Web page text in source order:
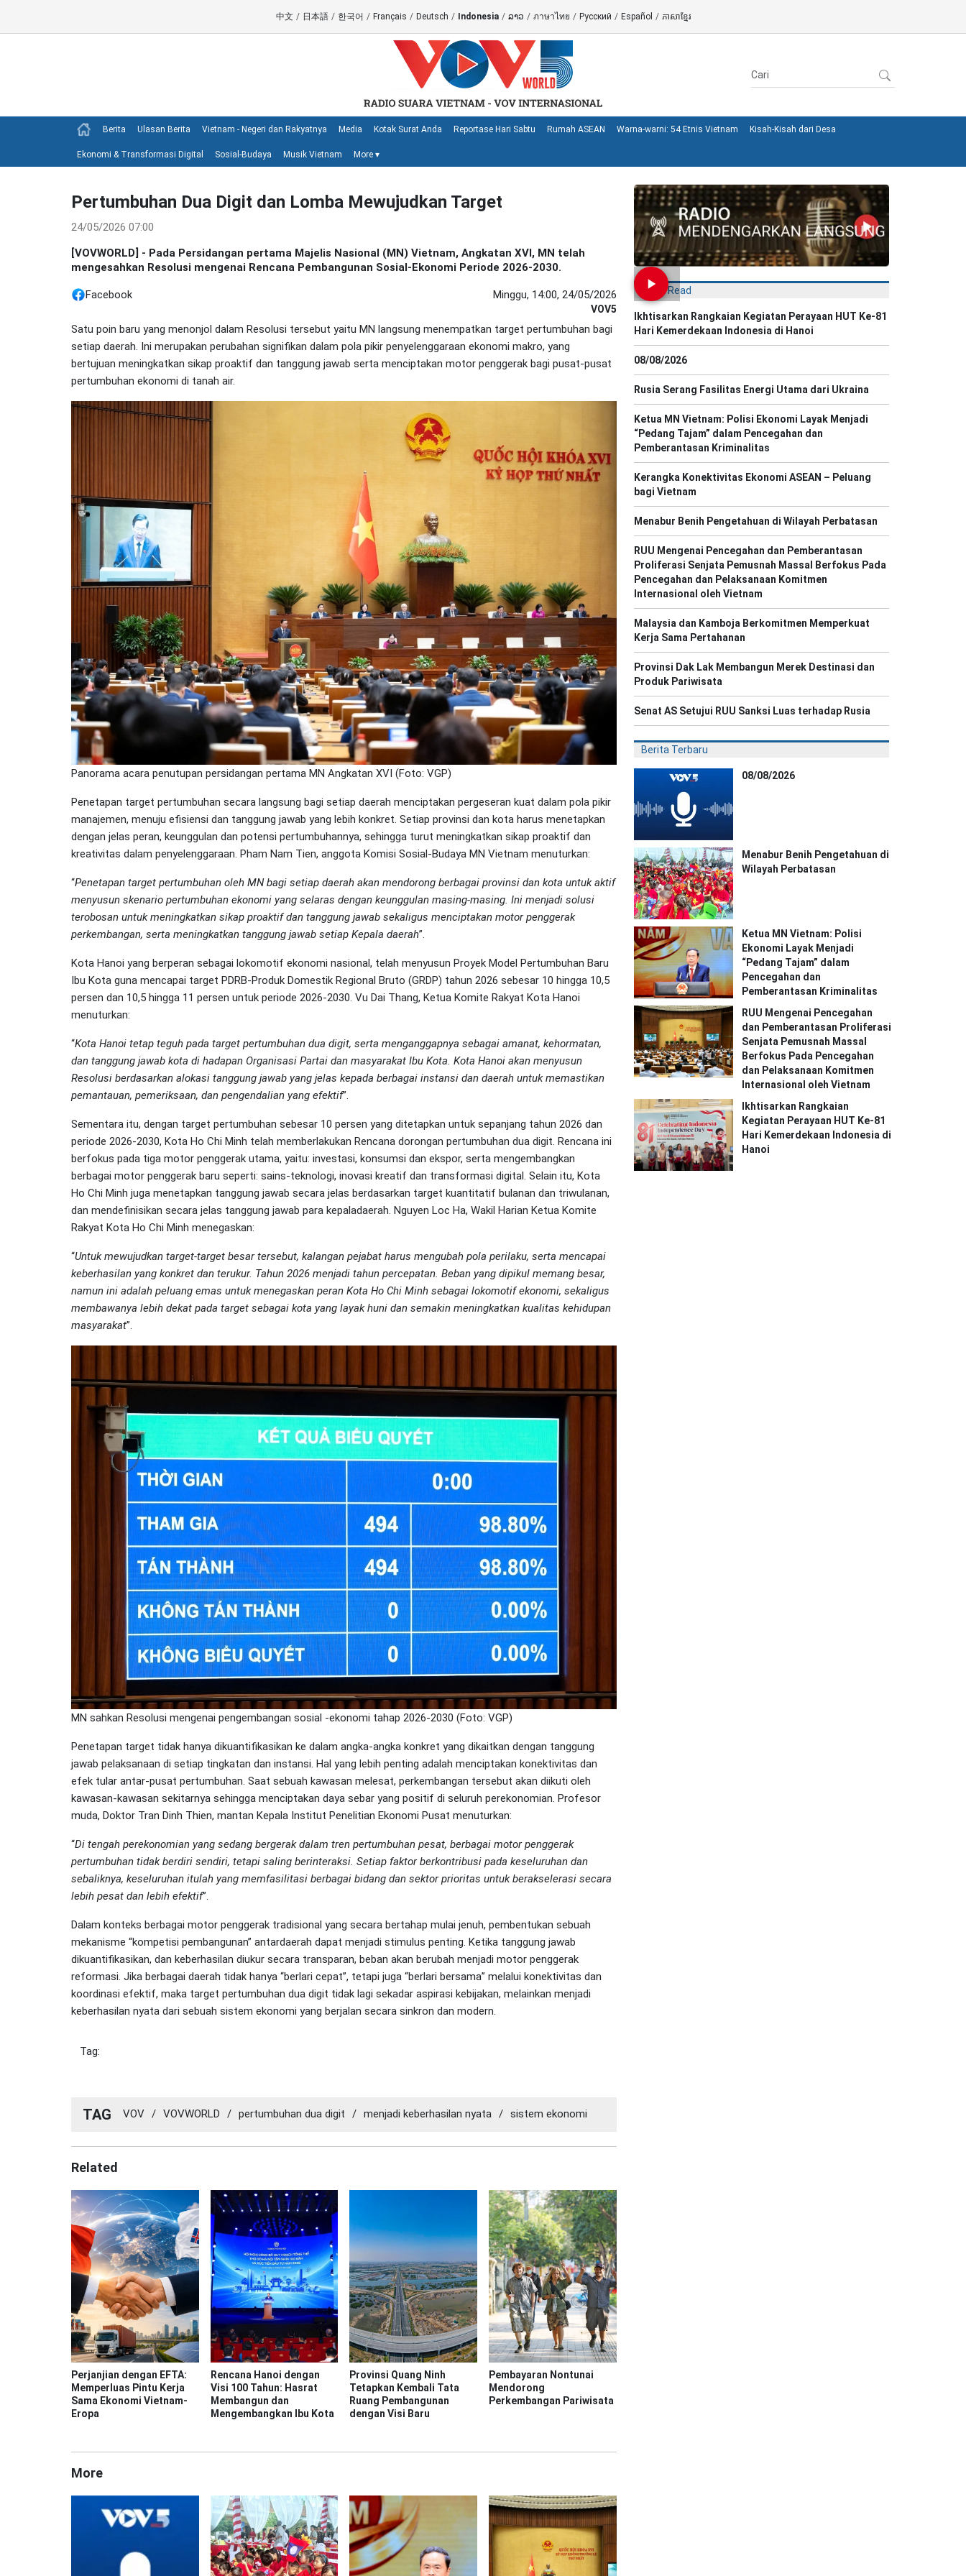
中文 / 日本語 / 한국어 / Français / Deutsch / Indonesia / ລາວ / ภาษาไทย / Русский / Español / ភាសាខ្មែរ
Berita Ulasan Berita Vietnam - Negeri dan Rakyatnya Media Kotak Surat Anda Reportase Hari Sabtu Rumah ASEAN Warna-warni: 54 Etnis Vietnam Kisah-Kisah dari Desa
Ekonomi & Transformasi Digital Sosial-Budaya Musik Vietnam More ▾
Pertumbuhan Dua Digit dan Lomba Mewujudkan Target
24/05/2026 07:00
[VOVWORLD] - Pada Persidangan pertama Majelis Nasional (MN) Vietnam, Angkatan XVI, MN telah
mengesahkan Resolusi mengenai Rencana Pembangunan Sosial-Ekonomi Periode 2026-2030.
Facebook Minggu, 14:00, 24/05/2026
VOV5
Satu poin baru yang menonjol dalam Resolusi tersebut yaitu MN langsung menempatkan target pertumbuhan bagi
setiap daerah. Ini merupakan perubahan signifikan dalam pola pikir penyelenggaraan ekonomi makro, yang
bertujuan meningkatkan sikap proaktif dan tanggung jawab serta menciptakan motor penggerak bagi pusat-pusat
pertumbuhan ekonomi di tanah air.
Panorama acara penutupan persidangan pertama MN Angkatan XVI (Foto: VGP)
Penetapan target pertumbuhan secara langsung bagi setiap daerah menciptakan pergeseran kuat dalam pola pikir
manajemen, menuju efisiensi dan tanggung jawab yang lebih konkret. Setiap provinsi dan kota harus menetapkan
dengan jelas peran, keunggulan dan potensi pertumbuhannya, sehingga turut meningkatkan sikap proaktif dan
kreativitas dalam penyelenggaraan. Pham Nam Tien, anggota Komisi Sosial-Budaya MN Vietnam menuturkan:
“Penetapan target pertumbuhan oleh MN bagi setiap daerah akan mendorong berbagai provinsi dan kota untuk aktif
menyusun skenario pertumbuhan ekonomi yang selaras dengan keunggulan masing-masing. Ini menjadi solusi
terobosan untuk meningkatkan sikap proaktif dan tanggung jawab sekaligus menciptakan motor penggerak
perkembangan, serta meningkatkan tanggung jawab setiap Kepala daerah”.
Kota Hanoi yang berperan sebagai lokomotif ekonomi nasional, telah menyusun Proyek Model Pertumbuhan Baru
Ibu Kota guna mencapai target PDRB-Produk Domestik Regional Bruto (GRDP) tahun 2026 sebesar 10 hingga 10,5
persen dan 10,5 hingga 11 persen untuk periode 2026-2030. Vu Dai Thang, Ketua Komite Rakyat Kota Hanoi
menuturkan:
“Kota Hanoi tetap teguh pada target pertumbuhan dua digit, serta menganggapnya sebagai amanat, kehormatan,
dan tanggung jawab kota di hadapan Organisasi Partai dan masyarakat Ibu Kota. Kota Hanoi akan menyusun
Resolusi berdasarkan alokasi tanggung jawab yang jelas kepada berbagai instansi dan daerah untuk memastikan
pemantauan, pemeriksaan, dan pengendalian yang efektif”.
Sementara itu, dengan target pertumbuhan sebesar 10 persen yang ditetapkan untuk sepanjang tahun 2026 dan
periode 2026-2030, Kota Ho Chi Minh telah memberlakukan Rencana dorongan pertumbuhan dua digit. Rencana ini
berfokus pada tiga motor penggerak utama, yaitu: investasi, konsumsi dan ekspor, serta mengembangkan
berbagai motor penggerak baru seperti: sains-teknologi, inovasi kreatif dan transformasi digital. Selain itu, Kota
Ho Chi Minh juga menetapkan tanggung jawab secara jelas berdasarkan target kuantitatif bulanan dan triwulanan,
dan mendefinisikan secara jelas tanggung jawab para kepaladaerah. Nguyen Loc Ha, Wakil Harian Ketua Komite
Rakyat Kota Ho Chi Minh menegaskan:
“Untuk mewujudkan target-target besar tersebut, kalangan pejabat harus mengubah pola perilaku, serta mencapai
keberhasilan yang konkret dan terukur. Tahun 2026 menjadi tahun percepatan. Beban yang dipikul memang besar,
namun ini adalah peluang emas untuk menegaskan peran Kota Ho Chi Minh sebagai lokomotif ekonomi, sekaligus
membawanya lebih dekat pada target sebagai kota yang layak huni dan semakin meningkatkan kualitas kehidupan
masyarakat”.
MN sahkan Resolusi mengenai pengembangan sosial -ekonomi tahap 2026-2030 (Foto: VGP)
Penetapan target tidak hanya dikuantifikasikan ke dalam angka-angka konkret yang dikaitkan dengan tanggung
jawab pelaksanaan di setiap tingkatan dan instansi. Hal yang lebih penting adalah menciptakan konektivitas dan
efek tular antar-pusat pertumbuhan. Saat sebuah kawasan melesat, perkembangan tersebut akan diikuti oleh
kawasan-kawasan sekitarnya sehingga menciptakan daya sebar yang positif di seluruh perekonomian. Profesor
muda, Doktor Tran Dinh Thien, mantan Kepala Institut Penelitian Ekonomi Pusat menuturkan:
“Di tengah perekonomian yang sedang bergerak dalam tren pertumbuhan pesat, berbagai motor penggerak
pertumbuhan tidak berdiri sendiri, tetapi saling berinteraksi. Setiap faktor berkontribusi pada keseluruhan dan
sebaliknya, keseluruhan itulah yang memfasilitasi berbagai bidang dan sektor prioritas untuk berakselerasi secara
lebih pesat dan lebih efektif”.
Dalam konteks berbagai motor penggerak tradisional yang secara bertahap mulai jenuh, pembentukan sebuah
mekanisme “kompetisi pembangunan” antardaerah dapat menjadi stimulus penting. Ketika tanggung jawab
dikuantifikasikan, dan keberhasilan diukur secara transparan, beban akan berubah menjadi motor penggerak
reformasi. Jika berbagai daerah tidak hanya “berlari cepat”, tetapi juga “berlari bersama” melalui konektivitas dan
koordinasi efektif, maka target pertumbuhan dua digit tidak lagi sekadar aspirasi kebijakan, melainkan menjadi
keberhasilan nyata dari sebuah sistem ekonomi yang berjalan secara sinkron dan modern.
Tag:
TAG VOV / VOVWORLD / pertumbuhan dua digit / menjadi keberhasilan nyata / sistem ekonomi
Related
Perjanjian dengan EFTA:
Memperluas Pintu Kerja
Sama Ekonomi Vietnam-
Eropa
Rencana Hanoi dengan
Visi 100 Tahun: Hasrat
Membangun dan
Mengembangkan Ibu Kota
Provinsi Quang Ninh
Tetapkan Kembali Tata
Ruang Pembangunan
dengan Visi Baru
Pembayaran Nontunai
Mendorong
Perkembangan Pariwisata
More
Most Read
Ikhtisarkan Rangkaian Kegiatan Perayaan HUT Ke-81
Hari Kemerdekaan Indonesia di Hanoi
08/08/2026
Rusia Serang Fasilitas Energi Utama dari Ukraina
Ketua MN Vietnam: Polisi Ekonomi Layak Menjadi
“Pedang Tajam” dalam Pencegahan dan
Pemberantasan Kriminalitas
Kerangka Konektivitas Ekonomi ASEAN – Peluang
bagi Vietnam
Menabur Benih Pengetahuan di Wilayah Perbatasan
RUU Mengenai Pencegahan dan Pemberantasan
Proliferasi Senjata Pemusnah Massal Berfokus Pada
Pencegahan dan Pelaksanaan Komitmen
Internasional oleh Vietnam
Malaysia dan Kamboja Berkomitmen Memperkuat
Kerja Sama Pertahanan
Provinsi Dak Lak Membangun Merek Destinasi dan
Produk Pariwisata
Senat AS Setujui RUU Sanksi Luas terhadap Rusia
Berita Terbaru
08/08/2026
Menabur Benih Pengetahuan di
Wilayah Perbatasan
Ketua MN Vietnam: Polisi
Ekonomi Layak Menjadi
“Pedang Tajam” dalam
Pencegahan dan
Pemberantasan Kriminalitas
RUU Mengenai Pencegahan
dan Pemberantasan Proliferasi
Senjata Pemusnah Massal
Berfokus Pada Pencegahan
dan Pelaksanaan Komitmen
Internasional oleh Vietnam
Ikhtisarkan Rangkaian
Kegiatan Perayaan HUT Ke-81
Hari Kemerdekaan Indonesia di
Hanoi